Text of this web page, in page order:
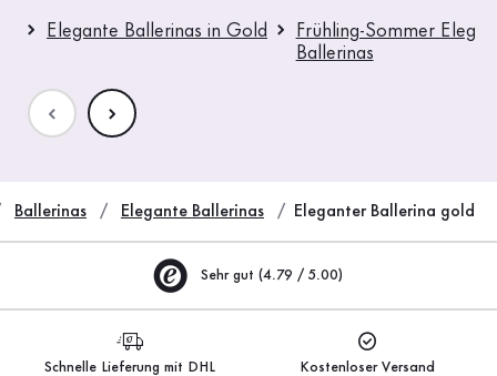
Elegante Ballerinas in Gold
Frühling-Sommer
Ballerinas
Ballerinas Elegante Ballerinas Eleganter Ballerina gold
Sehr gut (4.79 / 5.00)
Schnelle Lieferung mit DHL Kostenloser Versand